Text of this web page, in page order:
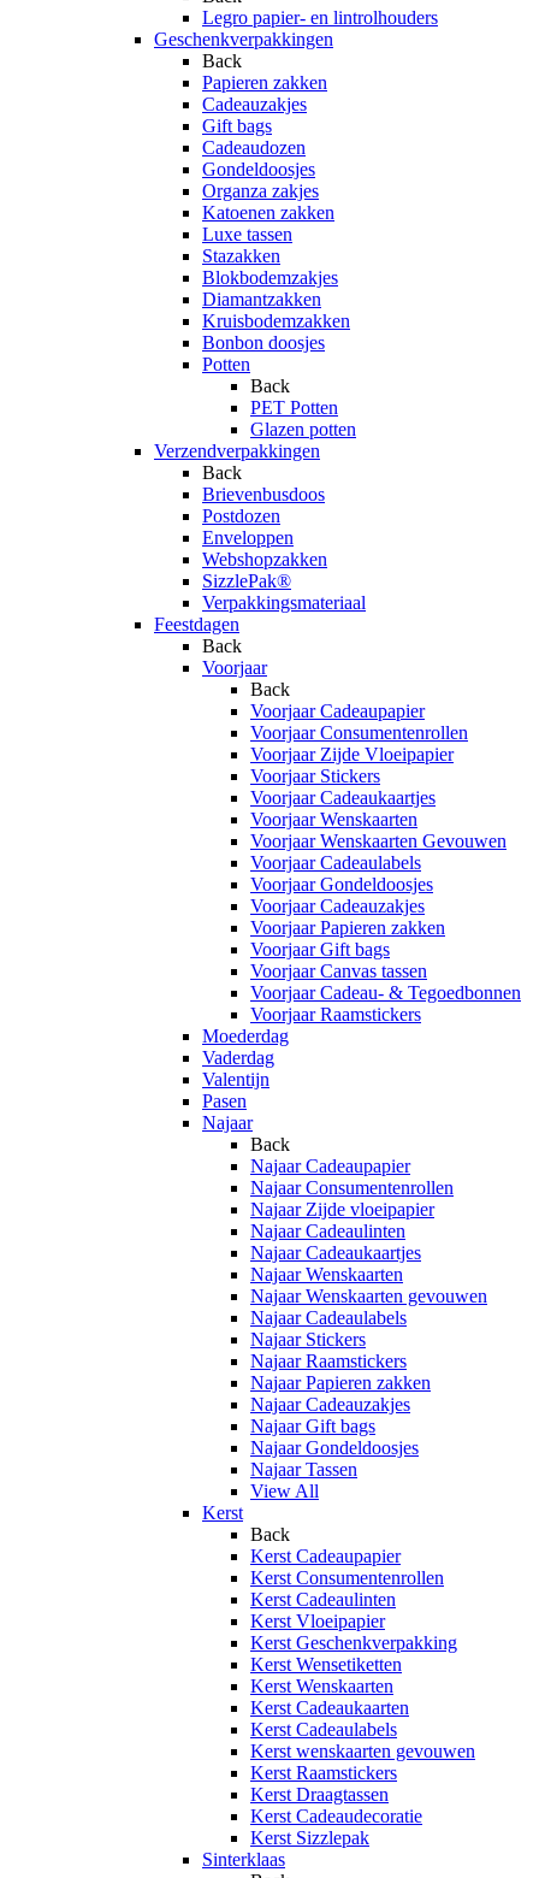
Legro papier- en lintrolhouders
Geschenkverpakkingen
Back
Papieren zakken
Cadeauzakjes
Gift bags
Cadeaudozen
Gondeldoosjes
Organza zakjes
Katoenen zakken
Luxe tassen
Stazakken
Blokbodemzakjes
Diamantzakken
Kruisbodemzakken
Bonbon doosjes
Potten
Back
PET Potten
Glazen potten
Verzendverpakkingen
Back
Brievenbusdoos
Postdozen
Enveloppen
Webshopzakken
SizzlePak®
Verpakkingsmateriaal
Feestdagen
Back
Voorjaar
Back
Voorjaar Cadeaupapier
Voorjaar Consumentenrollen
Voorjaar Zijde Vloeipapier
Voorjaar Stickers
Voorjaar Cadeaukaartjes
Voorjaar Wenskaarten
Voorjaar Wenskaarten Gevouwen
Voorjaar Cadeaulabels
Voorjaar Gondeldoosjes
Voorjaar Cadeauzakjes
Voorjaar Papieren zakken
Voorjaar Gift bags
Voorjaar Canvas tassen
Voorjaar Cadeau- & Tegoedbonnen
Voorjaar Raamstickers
Moederdag
Vaderdag
Valentijn
Pasen
Najaar
Back
Najaar Cadeaupapier
Najaar Consumentenrollen
Najaar Zijde vloeipapier
Najaar Cadeaulinten
Najaar Cadeaukaartjes
Najaar Wenskaarten
Najaar Wenskaarten gevouwen
Najaar Cadeaulabels
Najaar Stickers
Najaar Raamstickers
Najaar Papieren zakken
Najaar Cadeauzakjes
Najaar Gift bags
Najaar Gondeldoosjes
Najaar Tassen
View All
Kerst
Back
Kerst Cadeaupapier
Kerst Consumentenrollen
Kerst Cadeaulinten
Kerst Vloeipapier
Kerst Geschenkverpakking
Kerst Wensetiketten
Kerst Wenskaarten
Kerst Cadeaukaarten
Kerst Cadeaulabels
Kerst wenskaarten gevouwen
Kerst Raamstickers
Kerst Draagtassen
Kerst Cadeaudecoratie
Kerst Sizzlepak
Sinterklaas